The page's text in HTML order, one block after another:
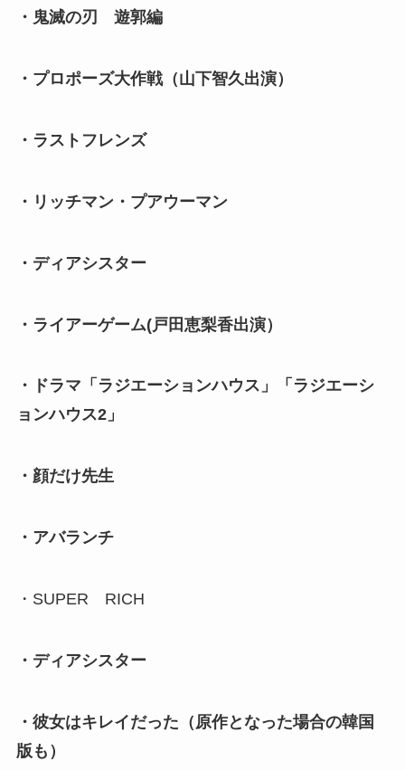
・鬼滅の刃 遊郭編
・プロポーズ大作戦（山下智久出演）
・ラストフレンズ
・リッチマン・プアウーマン
・ディアシスター
・ライアーゲーム(戸田恵梨香出演）
・ドラマ「ラジエーションハウス」「ラジエーシ
ョンハウス2」
・顔だけ先生
・アバランチ
・SUPER RICH
・ディアシスター
・彼女はキレイだった（原作となった場合の韓国
版も）